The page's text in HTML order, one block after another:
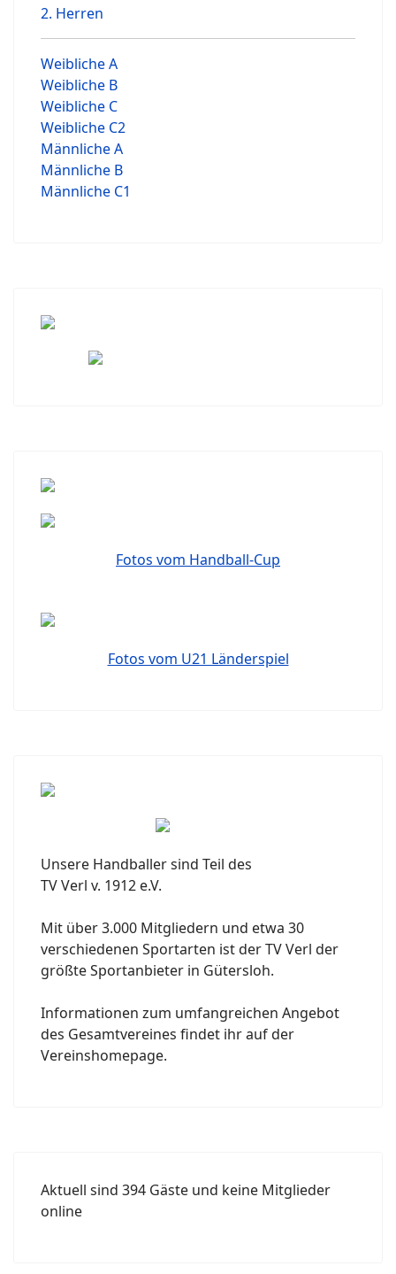
2. Herren
Weibliche A
Weibliche B
Weibliche C
Weibliche C2
Männliche A
Männliche B
Männliche C1
Fotos vom Handball-Cup
Fotos vom U21 Länderspiel
Unsere Handballer sind Teil des
TV Verl v. 1912 e.V.
Mit über 3.000 Mitgliedern und etwa 30
verschiedenen Sportarten ist der TV Verl der
größte Sportanbieter in Gütersloh.
Informationen zum umfangreichen Angebot
des Gesamtvereines findet ihr auf der
Vereinshomepage.
Aktuell sind 394 Gäste und keine Mitglieder
online